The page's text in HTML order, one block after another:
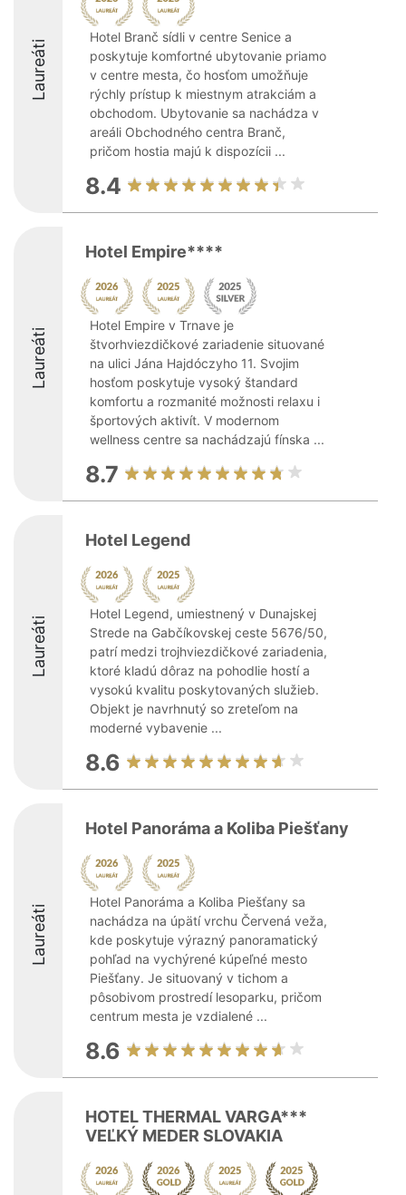
Laureáti
Hotel Branč sídli v centre Senice a
poskytuje komfortné ubytovanie priamo
v centre mesta, čo hosťom umožňuje
rýchly prístup k miestnym atrakciám a
obchodom. Ubytovanie sa nachádza v
areáli Obchodného centra Branč,
pričom hostia majú k dispozícii ...
8.4
Laureáti
Hotel Empire****
Hotel Empire v Trnave je
štvorhviezdičkové zariadenie situované
na ulici Jána Hajdóczyho 11. Svojim
hosťom poskytuje vysoký štandard
komfortu a rozmanité možnosti relaxu i
športových aktivít. V modernom
wellness centre sa nachádzajú fínska ...
8.7
Laureáti
Hotel Legend
Hotel Legend, umiestnený v Dunajskej
Strede na Gabčíkovskej ceste 5676/50,
patrí medzi trojhviezdičkové zariadenia,
ktoré kladú dôraz na pohodlie hostí a
vysokú kvalitu poskytovaných služieb.
Objekt je navrhnutý so zreteľom na
moderné vybavenie ...
8.6
Laureáti
Hotel Panoráma a Koliba Piešťany
Hotel Panoráma a Koliba Piešťany sa
nachádza na úpätí vrchu Červená veža,
kde poskytuje výrazný panoramatický
pohľad na vychýrené kúpeľné mesto
Piešťany. Je situovaný v tichom a
pôsobivom prostredí lesoparku, pričom
centrum mesta je vzdialené ...
8.6
HOTEL THERMAL VARGA***
VEĽKÝ MEDER SLOVAKIA